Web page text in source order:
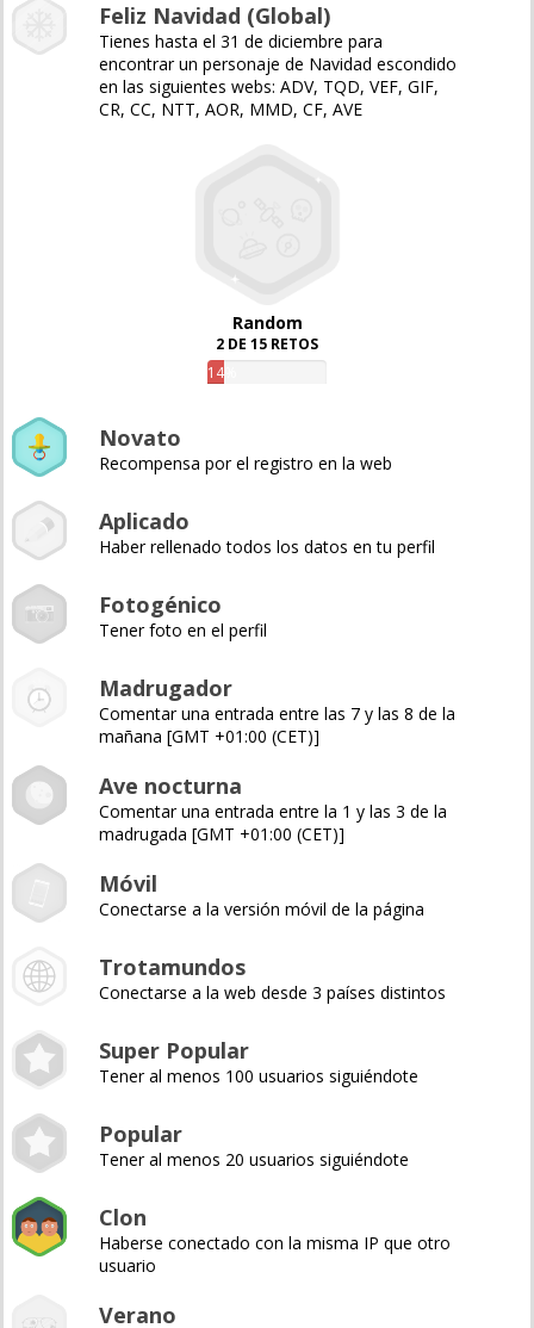
Feliz Navidad (Global)
Tienes hasta el 31 de diciembre para
encontrar un personaje de Navidad escondido
en las siguientes webs: ADV, TQD, VEF, GIF,
CR, CC, NTT, AOR, MMD, CF, AVE
Random
2 DE 15 RETOS
14%
Novato
Recompensa por el registro en la web
Aplicado
Haber rellenado todos los datos en tu perfil
Fotogénico
Tener foto en el perfil
Madrugador
Comentar una entrada entre las 7 y las 8 de la
mañana [GMT +01:00 (CET)]
Ave nocturna
Comentar una entrada entre la 1 y las 3 de la
madrugada [GMT +01:00 (CET)]
Móvil
Conectarse a la versión móvil de la página
Trotamundos
Conectarse a la web desde 3 países distintos
Super Popular
Tener al menos 100 usuarios siguiéndote
Popular
Tener al menos 20 usuarios siguiéndote
Clon
Haberse conectado con la misma IP que otro
usuario
Verano